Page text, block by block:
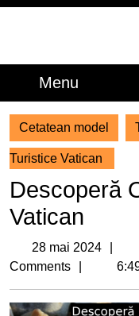
Menu
Cetatean model
Turistice Vatican
Descoperă
Vatican
28 mai 2024
Comments